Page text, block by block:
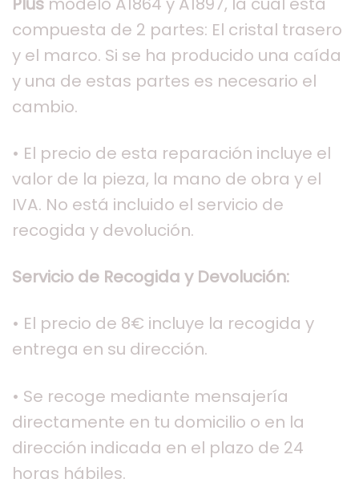
compuesta de 2 partes: El cristal trasero
y el marco. Si se ha producido una caída
y una de estas partes es necesario el
cambio.
• El precio de esta reparación incluye el
valor de la pieza, la mano de obra y el
IVA. No está incluido el servicio de
recogida y devolución.
Servicio de Recogida y Devolución:
• El precio de 8€ incluye la recogida y
entrega en su dirección.
• Se recoge mediante mensajería
directamente en tu domicilio o en la
dirección indicada en el plazo de 24
horas hábiles.